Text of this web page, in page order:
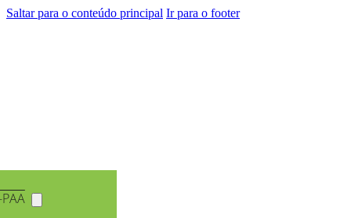
Saltar para o conteúdo principal Ir para o footer